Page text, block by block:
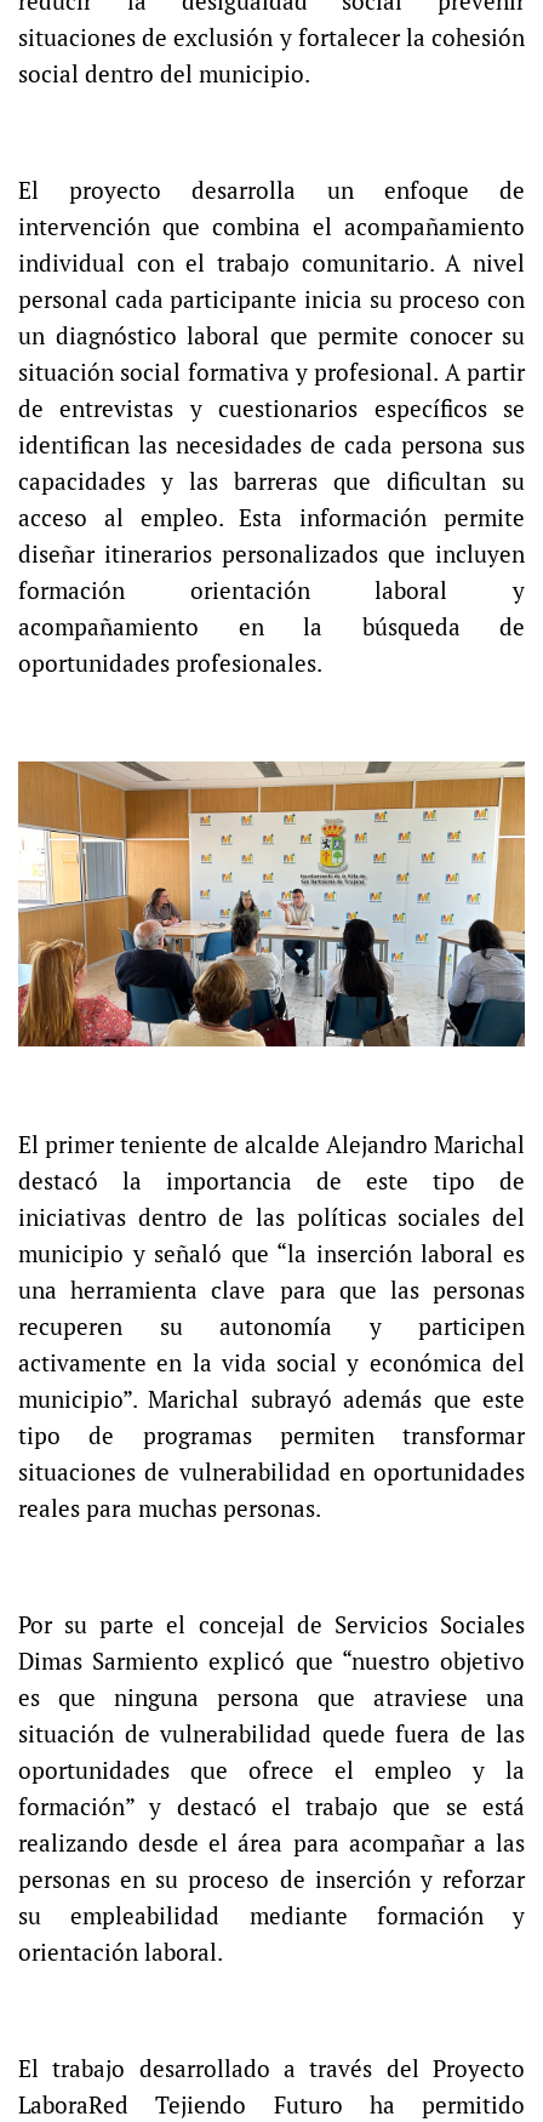
situaciones de exclusión y fortalecer la cohesión
social dentro del municipio.
El proyecto desarrolla un enfoque de
intervención que combina el acompañamiento
individual con el trabajo comunitario. A nivel
personal cada participante inicia su proceso con
un diagnóstico laboral que permite conocer su
situación social formativa y profesional. A partir
de entrevistas y cuestionarios específicos se
identifican las necesidades de cada persona sus
capacidades y las barreras que dificultan su
acceso al empleo. Esta información permite
diseñar itinerarios personalizados que incluyen
formación orientación laboral y
acompañamiento en la búsqueda de
oportunidades profesionales.
El primer teniente de alcalde Alejandro Marichal
destacó la importancia de este tipo de
iniciativas dentro de las políticas sociales del
municipio y señaló que “la inserción laboral es
una herramienta clave para que las personas
recuperen su autonomía y participen
activamente en la vida social y económica del
municipio”. Marichal subrayó además que este
tipo de programas permiten transformar
situaciones de vulnerabilidad en oportunidades
reales para muchas personas.
Por su parte el concejal de Servicios Sociales
Dimas Sarmiento explicó que “nuestro objetivo
es que ninguna persona que atraviese una
situación de vulnerabilidad quede fuera de las
oportunidades que ofrece el empleo y la
formación” y destacó el trabajo que se está
realizando desde el área para acompañar a las
personas en su proceso de inserción y reforzar
su empleabilidad mediante formación y
orientación laboral.
El trabajo desarrollado a través del Proyecto
LaboraRed Tejiendo Futuro ha permitido